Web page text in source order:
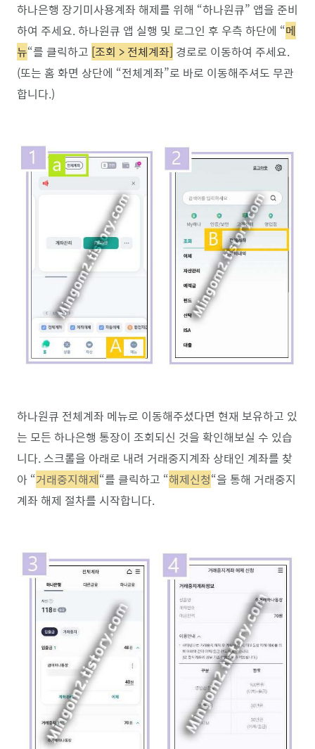
하나은행 장기미사용계좌 해제를 위해 “하나원큐” 앱을 준비
하여 주세요. 하나원큐 앱 실행 및 로그인 후 우측 하단에 “메
뉴“를 클릭하고 [조회 > 전체계좌] 경로로 이동하여 주세요.
(또는 홈 화면 상단에 “전체계좌”로 바로 이동해주셔도 무관
합니다.)
하나원큐 전체계좌 메뉴로 이동해주셨다면 현재 보유하고 있
는 모든 하나은행 통장이 조회되신 것을 확인해보실 수 있습
니다. 스크롤을 아래로 내려 거래중지계좌 상태인 계좌를 찾
아 “거래중지해제“를 클릭하고 “해제신청“을 통해 거래중지
계좌 해제 절차를 시작합니다.